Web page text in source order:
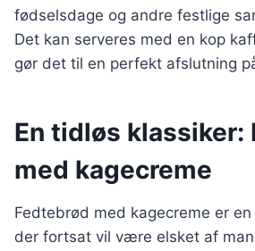
fødselsdage og andre festlige
Det kan serveres med en kop
gør det til en perfekt afslutning
En tidløs klassiker:
med kagecreme
Fedtebrød med kagecreme er
der fortsat vil være elsket af